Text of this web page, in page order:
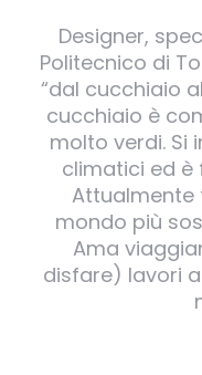
Designer,
Politecnico di
“dal cucchiaio
cucchiaio è
molto verdi. Si
climatici ed è
Attualmente
mondo più
Ama
disfare) lavori